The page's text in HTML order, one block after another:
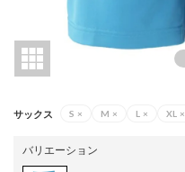
サックス S × M × L × XL ×
バリエーション